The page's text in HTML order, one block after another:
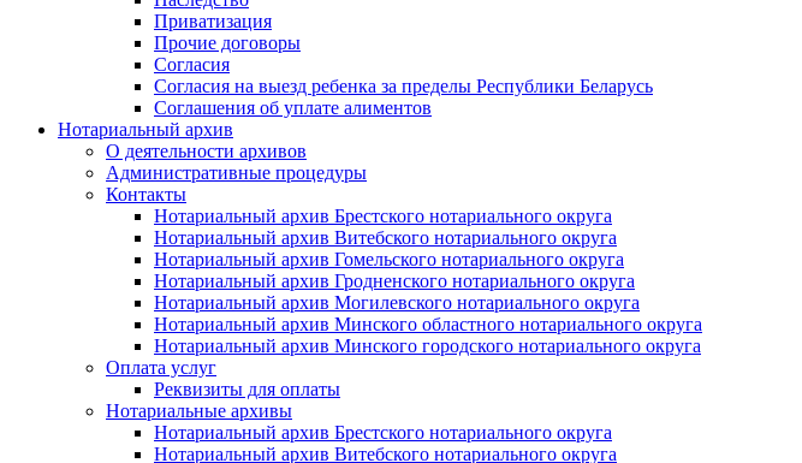
Приватизация
Прочие договоры
Согласия
Согласия на выезд ребенка за пределы Республики Беларусь
Соглашения об уплате алиментов
Нотариальный архив
О деятельности архивов
Административные процедуры
Контакты
Нотариальный архив Брестского нотариального округа
Нотариальный архив Витебского нотариального округа
Нотариальный архив Гомельского нотариального округа
Нотариальный архив Гродненского нотариального округа
Нотариальный архив Могилевского нотариального округа
Нотариальный архив Минского областного нотариального округа
Нотариальный архив Минского городского нотариального округа
Оплата услуг
Реквизиты для оплаты
Нотариальные архивы
Нотариальный архив Брестского нотариального округа
Нотариальный архив Витебского нотариального округа